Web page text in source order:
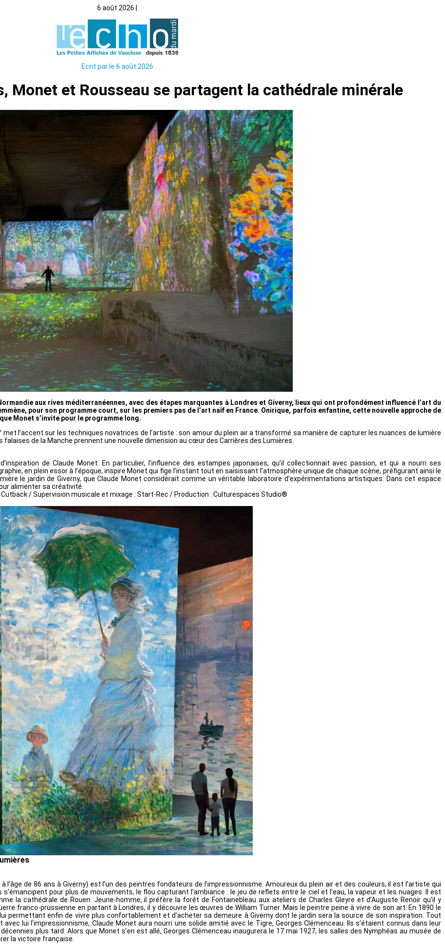
6 août 2026 |
Ecrit par le 6 août 2026
Monet et Rousseau se partagent la cathédrale minérale
aux rives méditerranéennes, avec des étapes marquantes à Londres et Giverny, lieux qui ont profondément influencé l’art du
pour son programme court, sur les premiers pas de l’art naïf en France. Onirique, parfois enfantine, cette nouvelle approche de
Monet s’invite pour le programme long.
l’accent sur les techniques novatrices de l’artiste : son amour du plein air a transformé sa manière de capturer les nuances de lumière
de la Manche prennent une nouvelle dimension au cœur des Carrières des Lumières.
de Claude Monet. En particulier, l’influence des estampes japonaises, qu’il collectionnait avec passion, et qui a nourri ses
en plein essor à l’époque, inspire Monet qui fige l’instant tout en saisissant l’atmosphère unique de chaque scène, préfigurant ainsi le
le jardin de Giverny, que Claude Monet considérait comme un véritable laboratoire d’expérimentations artistiques. Dans cet espace
alimenter sa créativité.
/ Supervision musicale et mixage : Start-Rec / Production : Culturespaces Studio®
de 86 ans à Giverny) est l’un des peintres fondateurs de l’impressionnisme. Amoureux du plein air et des couleurs, il est l’artiste qui
pour plus de mouvements, le flou capturant l’ambiance : le jeu de reflets entre le ciel et l’eau, la vapeur et les nuages. Il est
la cathédrale de Rouen. Jeune-homme, il préfère la forêt de Fontainebleau aux ateliers de Charles Gleyre et d’Auguste Renoir qu’il y
franco-prussienne en partant à Londres, il y découvre les œuvres de William Turner. Mais le peintre peine à vivre de son art. En 1890 le
permettant enfin de vivre plus confortablement et d’acheter sa demeure à Giverny dont le jardin sera la source de son inspiration. Tout
lui l’impressionnisme, Claude Monet aura nourri une solide amitié avec le Tigre, Georges Clémenceau. Ils s’étaient connus dans leur
plus tard. Alors que Monet s’en est allé, Georges Clémenceau inaugurera le 17 mai 1927, les salles des Nymphéas au musée de
la victoire française.